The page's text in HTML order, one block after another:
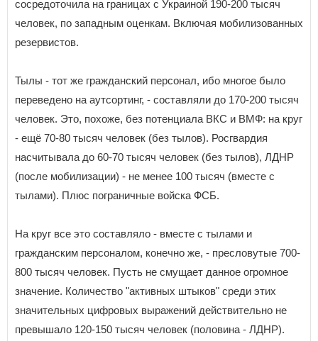
сосредоточила на границах с Украиной 190-200 тысяч
человек, по западным оценкам. Включая мобилизованных
резервистов.
Тылы - тот же гражданский персонал, ибо многое было
переведено на аутсортинг, - составляли до 170-200 тысяч
человек. Это, похоже, без потенциала ВКС и ВМФ: на круг
- ещё 70-80 тысяч человек (без тылов). Росгвардия
насчитывала до 60-70 тысяч человек (без тылов), ЛДНР
(после мобилизации) - не менее 100 тысяч (вместе с
тылами). Плюс пограничные войска ФСБ.
На круг все это составляло - вместе с тылами и
гражданским персоналом, конечно же, - пресловутые 700-
800 тысяч человек. Пусть не смущает данное огромное
значение. Количество "активных штыков" среди этих
значительных цифровых выражений действительно не
превышало 120-150 тысяч человек (половина - ЛДНР).